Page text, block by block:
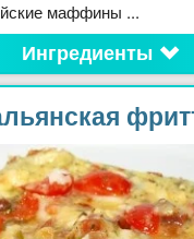
маффины ...
Ингредиенты